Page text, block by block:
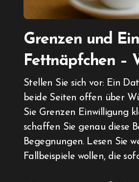
Grenzen und
Fettnäpfchen –
Stellen Sie sich vor: Ein Date, bei dem Sie sich sicher fühlen, klare Absprachen existieren und
beide Seiten offen über
Sie Grenzen Einwilligung
schaffen Sie genau diese
Begegnungen. Lesen Sie
Fallbeispiele wollen, die